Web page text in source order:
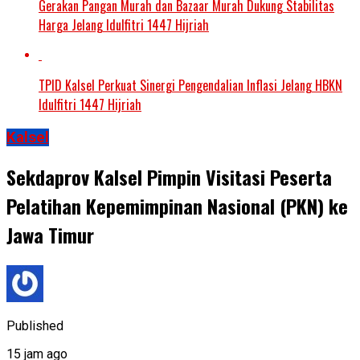
Gerakan Pangan Murah dan Bazaar Murah Dukung Stabilitas
Harga Jelang Idulfitri 1447 Hijriah
TPID Kalsel Perkuat Sinergi Pengendalian Inflasi Jelang HBKN
Idulfitri 1447 Hijriah
Kalsel
Sekdaprov Kalsel Pimpin Visitasi Peserta
Pelatihan Kepemimpinan Nasional (PKN) ke
Jawa Timur
Published
15 jam ago